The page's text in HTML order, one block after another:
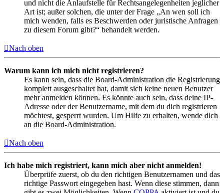
und nicht die Anlaufstelle für Rechtsangelegenheiten jeglicher
Art ist; außer solchen, die unter der Frage „An wen soll ich
mich wenden, falls es Beschwerden oder juristische Anfragen
zu diesem Forum gibt?“ behandelt werden.
Nach oben
Warum kann ich mich nicht registrieren?
Es kann sein, dass die Board-Administration die Registrierung
komplett ausgeschaltet hat, damit sich keine neuen Benutzer
mehr anmelden können. Es könnte auch sein, dass deine IP-
Adresse oder der Benutzername, mit dem du dich registrieren
möchtest, gesperrt wurden. Um Hilfe zu erhalten, wende dich
an die Board-Administration.
Nach oben
Ich habe mich registriert, kann mich aber nicht anmelden!
Überprüfe zuerst, ob du den richtigen Benutzernamen und das
richtige Passwort eingegeben hast. Wenn diese stimmen, dann